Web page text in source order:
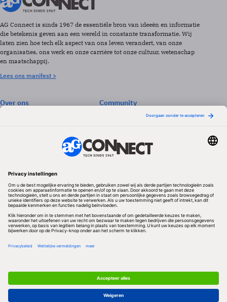
AG Connect is sinds 1967 de essentiële bron van ideeën en informatie
die betekenis geven aan een wereld in constante transformatie. Wij
laten zien hoe tech elk aspect van ons leven verandert, van onze
organisaties, ons werk en onze carrière tot onze cultuur, wetenschap
en maatschappij.
Lees ons manifest >
Over ons
Privacyinstellingen
Community
Events & Opleidingen
Vacatures
Whitepapers
Volg ons
Algemene Voorwaarden & Copyrights